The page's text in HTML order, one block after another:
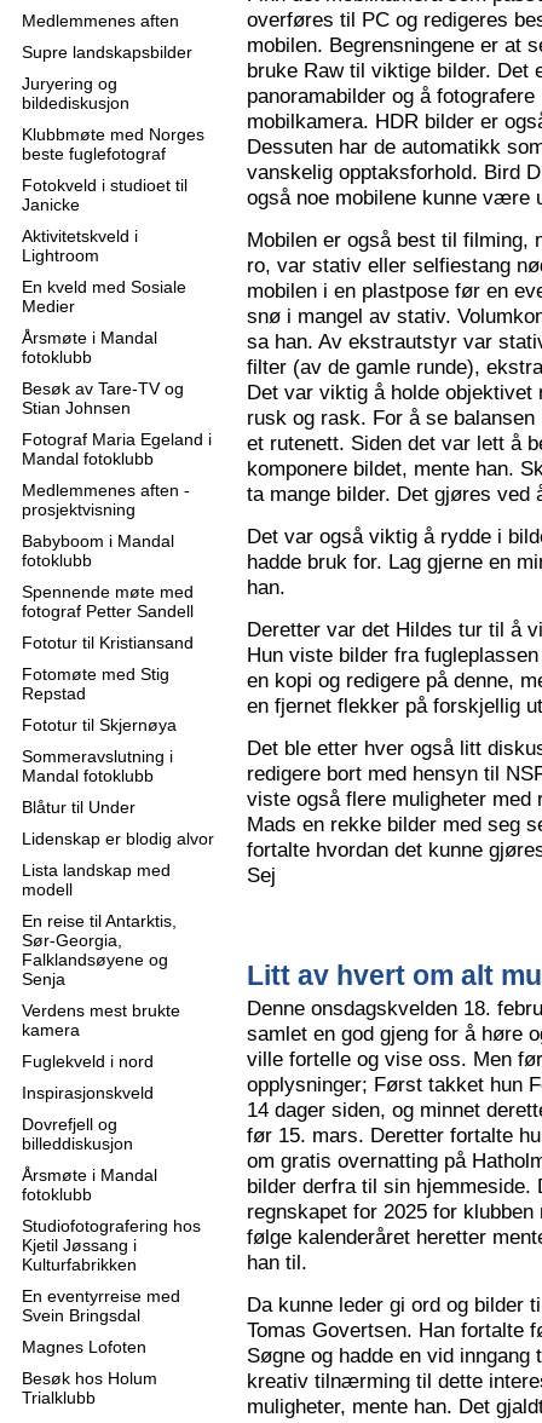
Medlemmenes aften
Supre landskapsbilder
Juryering og
bildediskusjon
Klubbmøte med Norges
beste fuglefotograf
Fotokveld i studioet til
Janicke
Aktivitetskveld i
Lightroom
En kveld med Sosiale
Medier
Årsmøte i Mandal
fotoklubb
Besøk av Tare-TV og
Stian Johnsen
Fotograf Maria Egeland i
Mandal fotoklubb
Medlemmenes aften -
prosjektvisning
Babyboom i Mandal
fotoklubb
Spennende møte med
fotograf Petter Sandell
Fototur til Kristiansand
Fotomøte med Stig
Repstad
Fototur til Skjernøya
Sommeravslutning i
Mandal fotoklubb
Blåtur til Under
Lidenskap er blodig alvor
Lista landskap med
modell
En reise til Antarktis,
Sør-Georgia,
Falklandsøyene og
Senja
Verdens mest brukte
kamera
Fuglekveld i nord
Inspirasjonskveld
Dovrefjell og
billeddiskusjon
Årsmøte i Mandal
fotoklubb
Studiofotografering hos
Kjetil Jøssang i
Kulturfabrikken
En eventyrreise med
Svein Bringsdal
Magnes Lofoten
Besøk hos Holum
Trialklubb
overføres til PC og redigeres
mobilen. Begrensningene er at
bruke Raw til viktige bilder. Det
panoramabilder og å
mobilkamera. HDR bilder er
Dessuten har de automatikk
vanskelig opptaksforhold. Bird
også noe mobilene kunne være
Mobilen er også best til filming,
ro, var stativ eller selfiestang
mobilen i en plastpose før en
snø i mangel av stativ.
sa han. Av ekstrautstyr var
filter (av de gamle runde),
Det var viktig å holde
rusk og rask. For å se
et rutenett. Siden det var lett å
komponere bildet, mente han.
ta mange bilder. Det gjøres ved
Det var også viktig å rydde i
hadde bruk for. Lag gjerne en
han.
Deretter var det Hildes tur til å
Hun viste bilder fra
en kopi og redigere på denne,
en fjernet flekker på forskjellig
Det ble etter hver også litt
redigere bort med hensyn til
viste også flere muligheter
Mads en rekke bilder med seg
fortalte hvordan det kunne
Sej
Litt av hvert om alt
Denne onsdagskvelden 18.
samlet en god gjeng for å høre
ville fortelle og vise oss. Men
opplysninger; Først takket hun
14 dager siden, og minnet
før 15. mars. Deretter fortalte
om gratis overnatting på
bilder derfra til sin hjemmeside.
regnskapet for 2025 for
følge kalenderåret heretter
han til.
Da kunne leder gi ord og bilder
Tomas Govertsen. Han fortalte
Søgne og hadde en vid
kreativ tilnærming til dette
muligheter, mente han. Det